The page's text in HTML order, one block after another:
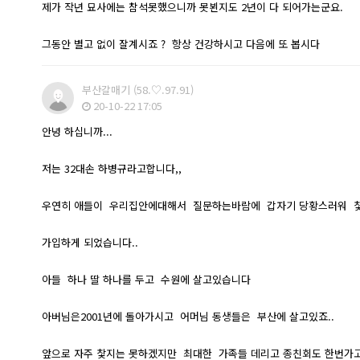
제가 작년 묘사에는 참석못했으니까 못뵌지도 2년이 다 되어가는군요.
그동안 별고 없이 잘계시죠 ? 항상 건강하시고 다음에 또 봅시다
부산갈매기 (58.♡.97.91)
20-10-22 17:05
안녕 하십니까...
저는 32대손 하병규라고합니다,,
우연히 애들이 우리집안에대해서 질문하는바람에 갑자기 당황스러워
가입하게 되었습니다..
아들 하나 딸 하나를 두고 수원에 살고있습니다
아버님은2001년에 돌아가시고 어머님 동생들은 부산에 살고있죠..
앞으로 자주 찿지는 못하겠지만 최대한 가족들 데리고 종친회도 한번가